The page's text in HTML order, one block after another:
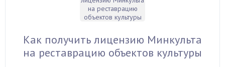
Как получить лицензию Минкульта
на реставрацию объектов культуры